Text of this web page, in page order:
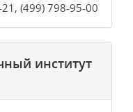
(499) 798-95-00
институт